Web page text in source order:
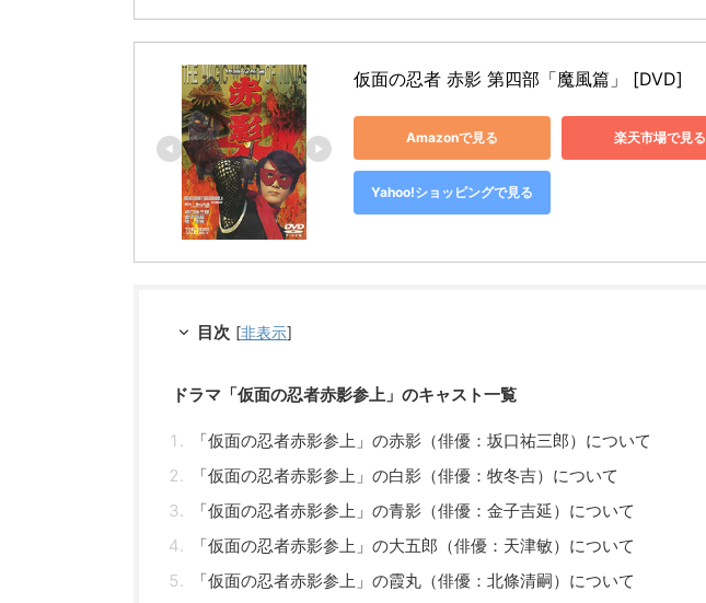
仮面の忍者 赤影 第四部「魔風篇」 [DVD]
Amazonで見る 楽天市場で見る
Yahoo!ショッピングで見る
目次 [非表示]
ドラマ「仮面の忍者赤影参上」のキャスト一覧
「仮面の忍者赤影参上」の赤影（俳優：坂口祐三郎）について
「仮面の忍者赤影参上」の白影（俳優：牧冬吉）について
「仮面の忍者赤影参上」の青影（俳優：金子吉延）について
「仮面の忍者赤影参上」の大五郎（俳優：天津敏）について
「仮面の忍者赤影参上」の霞丸（俳優：北條清嗣）について